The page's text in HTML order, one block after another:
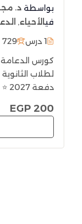
بواسطة د.
فيالأحياء,
1 درس 729 طالب
كورس الدعامة
لطلاب الثانوية
دفعة 2027 ⭐ لماذا هذا الكورس؟ 🎓 مع…
200 EGP